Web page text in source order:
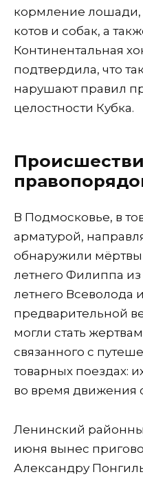
кормление
котов и собак, а
Континентальная
подтвердила, что
нарушают правил
целостности Кубка.
В Подмосковье, в
арматурой,
обнаружили
летнего Филиппа из
летнего Всеволода
предварительной
могли стать
связанного с
товарных поездах:
во время движения
Ленинский
июня вынес
Александру